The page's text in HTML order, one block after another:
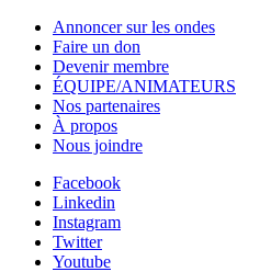
Annoncer sur les ondes
Faire un don
Devenir membre
ÉQUIPE/ANIMATEURS
Nos partenaires
À propos
Nous joindre
Facebook
Linkedin
Instagram
Twitter
Youtube